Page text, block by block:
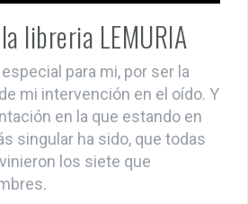
libreria LEMURIA
para mi, por ser la
mi intervención en el oído. Y
en la que estando en
singular ha sido, que todas
los siete que